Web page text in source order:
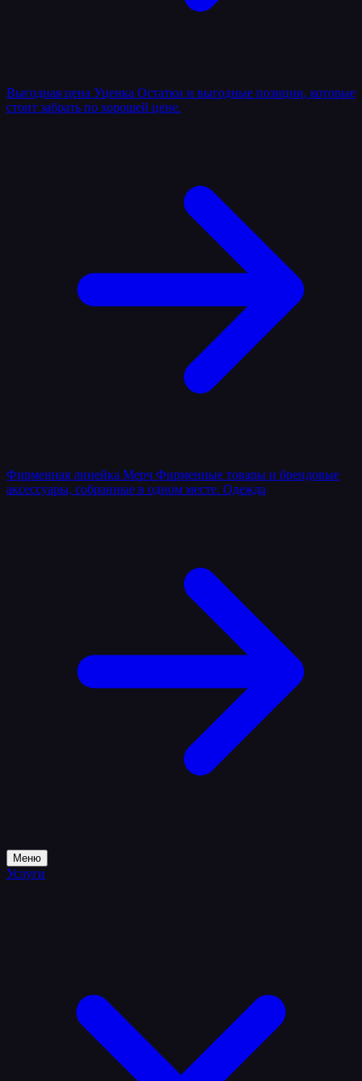
Выгодная цена Уценка Остатки и выгодные позиции, которые
стоит забрать по хорошей цене.
Фирменная линейка Мерч Фирменные товары и брендовые
аксессуары, собранные в одном месте. Одежда
Меню
Услуги